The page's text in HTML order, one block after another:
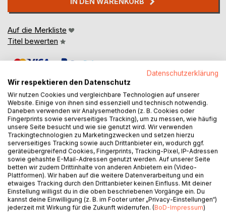
Auf die Merkliste
Titel bewerten
BESCHREIBUNG
Die Demokratie ist die beste Lebensversicherung der
Menschheit. Unsere Demokratie ist mehr als ein politisches
System: Sie ist Freiheit, Gleichheit und Rechtssicherheit.
Dieses Buch zeigt, warum wir wieder mehr Demokratie
brauchen. Die Vision dieses Buches ist eine bessere Welt:
Sie wird nur mit dir gelingen, wenn du ein Teil dieser
demokratischen Bewegung wirst! Lies dieses Buch und
Datenschutzerklärung
Wir respektieren den Datenschutz
Wir nutzen Cookies und vergleichbare Technologien auf unserer
Website. Einige von ihnen sind essenziell und technisch notwendig.
Daneben verwenden wir Analysemethoden (z. B. Cookies oder
Fingerprints sowie serverseitiges Tracking), um zu messen, wie häufig
unsere Seite besucht und wie sie genutzt wird. Wir verwenden
Trackingtechnologien zu Marketingzwecken und setzen hierzu
serverseitiges Tracking sowie auch Drittanbieter ein, wodurch ggf.
geräteübergreifend Cookies, Fingerprints, Tracking-Pixel, IP-Adressen
sowie gehashte E-Mail-Adressen genutzt werden. Auf unserer Seite
betten wir zudem Drittinhalte von anderen Anbietern ein (Video-
Plattformen). Wir haben auf die weitere Datenverarbeitung und ein
etwaiges Tracking durch den Drittanbieter keinen Einfluss. Mit deiner
Einstellung willigst du in die oben beschriebenen Vorgänge ein. Du
kannst deine Einwilligung (z. B. im Footer unter „Privacy-Einstellungen“)
jederzeit mit Wirkung für die Zukunft widerrufen. (BoD-Impressum)